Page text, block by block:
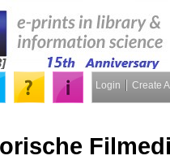
Login Create